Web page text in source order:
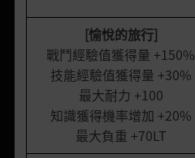
[愉悅的旅行]
戰鬥經驗值獲得量 +150%
技能經驗值獲得量 +30%
最大耐力 +100
知識獲得機率增加 +20%
最大負重 +70LT